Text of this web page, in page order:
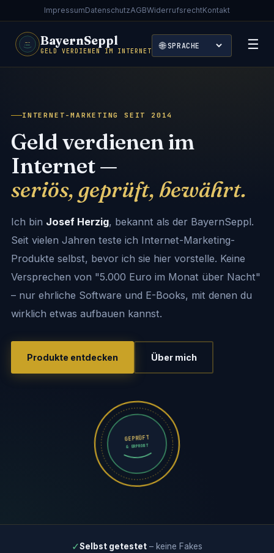
ImpressumDatenschutzAGBWiderrufsrechtKontakt
BayernSeppl
GELD VERDIENEN IM INTERNET 🌐 ☰
INTERNET-MARKETING SEIT 2014
Geld verdienen im
Internet —
seriös, geprüft, bewährt.
Ich bin Josef Herzig, bekannt als der BayernSeppl.
Seit vielen Jahren teste ich Internet-Marketing-
Produkte selbst, bevor ich sie hier vorstelle. Keine
Versprechen von "5.000 Euro im Monat über Nacht"
– nur ehrliche Software und E-Books, mit denen du
wirklich etwas aufbauen kannst.
Produkte entdecken Über mich
✓Selbst getestet – keine Fakes